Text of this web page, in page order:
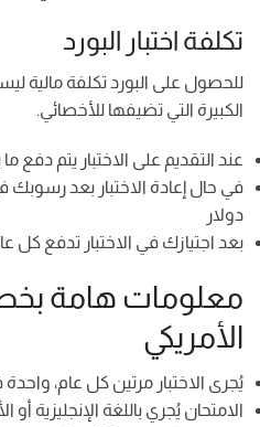
تكلفة اختبار البورد
للحصول على البورد تكلفة مالية
الكبيرة التي تضيفها للأخصائي.
عند التقديم على الاختبار يتم دفع ما يقرب من
دولار
بعد اجتيازك في الاختبار تدفع كل عام
معلومات هامة
الأمريكي
يُجرى الاختبار مرتين كل عام،
الامتحان يُجري باللغة الإنجليزية أو